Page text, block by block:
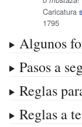
Caricatura
1795
Algunos
Pasos a
Reglas
Reglas a